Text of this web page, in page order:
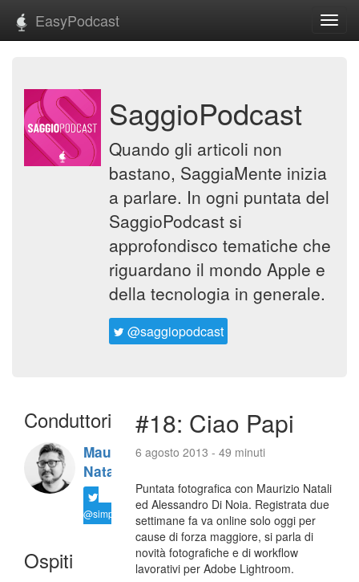
EasyPodcast
SaggioPodcast
Quando gli articoli non
bastano, SaggiaMente inizia
a parlare. In ogni puntata del
SaggioPodcast si
approfondisco tematiche che
riguardano il mondo Apple e
della tecnologia in generale.
@saggiopodcast
Conduttori
Maurizio
Natali
@simplemal
Ospiti
#18: Ciao Papi
6 agosto 2013 - 49 minuti
Puntata fotografica con Maurizio Natali
ed Alessandro Di Noia. Registrata due
settimane fa va online solo oggi per
cause di forza maggiore, si parla di
novità fotografiche e di workflow
lavorativi per Adobe Lightroom.